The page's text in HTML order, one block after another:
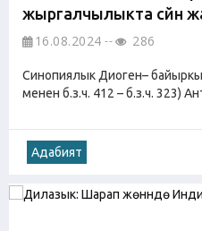
жыргалчылыкта сүйүнүү
16.08.2024 286
Синопиялык Диоген–
менен б.з.ч. 412 – б.з.ч. 323)
Адабият